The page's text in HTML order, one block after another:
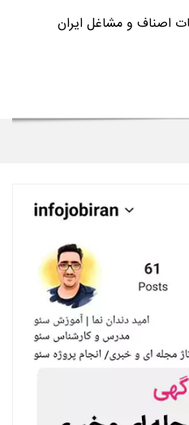
اصناف و مشاغل ایران